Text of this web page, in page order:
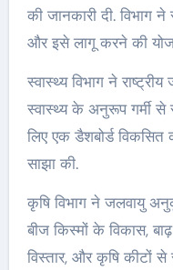
की जानकारी दी. विभाग ने
और इसे लागू करने की
स्वास्थ्य विभाग ने
स्वास्थ्य के अनुरूप गर्मी से
लिए एक डैशबोर्ड
साझा की.
कृषि विभाग ने जलवायु
बीज किस्मों के विकास,
विस्तार, और कृषि कीटों से